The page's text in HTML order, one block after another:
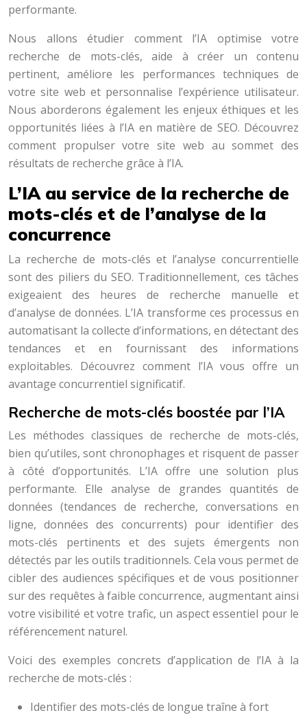
performante.
Nous allons étudier comment l’IA optimise votre
recherche de mots-clés, aide à créer un contenu
pertinent, améliore les performances techniques de
votre site web et personnalise l’expérience utilisateur.
Nous aborderons également les enjeux éthiques et les
opportunités liées à l’IA en matière de SEO. Découvrez
comment propulser votre site web au sommet des
résultats de recherche grâce à l’IA.
L’IA au service de la recherche de
mots-clés et de l’analyse de la
concurrence
La recherche de mots-clés et l’analyse concurrentielle
sont des piliers du SEO. Traditionnellement, ces tâches
exigeaient des heures de recherche manuelle et
d’analyse de données. L’IA transforme ces processus en
automatisant la collecte d’informations, en détectant des
tendances et en fournissant des informations
exploitables. Découvrez comment l’IA vous offre un
avantage concurrentiel significatif.
Recherche de mots-clés boostée par l’IA
Les méthodes classiques de recherche de mots-clés,
bien qu’utiles, sont chronophages et risquent de passer
à côté d’opportunités. L’IA offre une solution plus
performante. Elle analyse de grandes quantités de
données (tendances de recherche, conversations en
ligne, données des concurrents) pour identifier des
mots-clés pertinents et des sujets émergents non
détectés par les outils traditionnels. Cela vous permet de
cibler des audiences spécifiques et de vous positionner
sur des requêtes à faible concurrence, augmentant ainsi
votre visibilité et votre trafic, un aspect essentiel pour le
référencement naturel.
Voici des exemples concrets d’application de l’IA à la
recherche de mots-clés :
Identifier des mots-clés de longue traîne à fort